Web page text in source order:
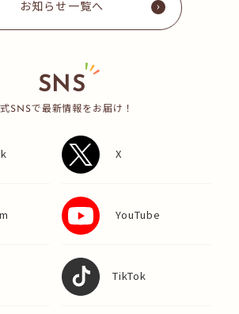
お知らせ一覧へ
SNS
SNSで最新情報をお届け！
X
YouTube
TikTok